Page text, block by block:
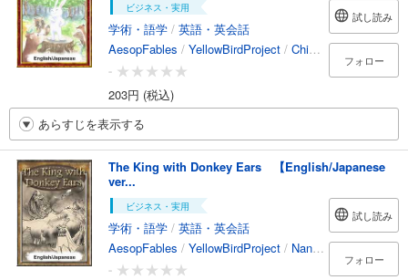
ビジネス・実用
学術・語学 / 英語・英会話
AesopFables / YellowBirdProject / Chihiro /Mayuko
-
203円 (税込)
試し読み
フォロー
あらすじを表示する
The King with Donkey Ears 【English/Japanese
ver...
ビジネス・実用
学術・語学 / 英語・英会話
AesopFables / YellowBirdProject / Nanahoshi /YukiMori
-
試し読み
フォロー